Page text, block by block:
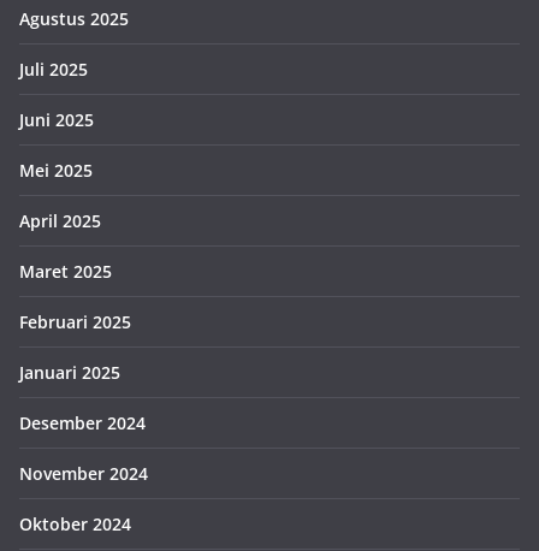
Agustus 2025
Juli 2025
Juni 2025
Mei 2025
April 2025
Maret 2025
Februari 2025
Januari 2025
Desember 2024
November 2024
Oktober 2024